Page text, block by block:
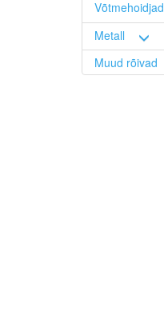
Võtmehoidjad
Metall
Muud rõivad